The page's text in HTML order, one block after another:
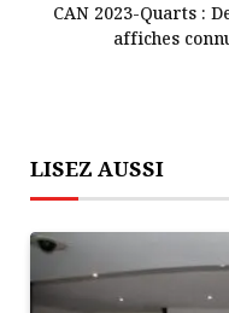
CAN 2023-Quarts :
affiches
LISEZ AUSSI